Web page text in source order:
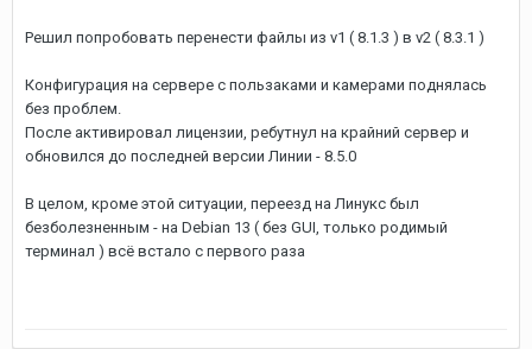
Решил попробовать перенести файлы из v1 ( 8.1.3 ) в v2 ( 8.3.1 )
Конфигурация на сервере с пользаками и камерами поднялась
без проблем.
После активировал лицензии, ребутнул на крайний сервер и
обновился до последней версии Линии - 8.5.0
В целом, кроме этой ситуации, переезд на Линукс был
безболезненным - на Debian 13 ( без GUI, только родимый
терминал ) всё встало с первого раза